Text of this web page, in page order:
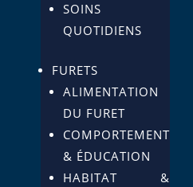
SOINS
QUOTIDIENS
FURETS
ALIMENTATION
DU FURET
COMPORTEMENT
& ÉDUCATION
HABITAT &